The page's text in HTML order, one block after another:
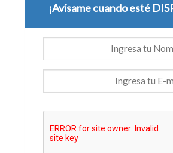
¡Avísame cuando esté